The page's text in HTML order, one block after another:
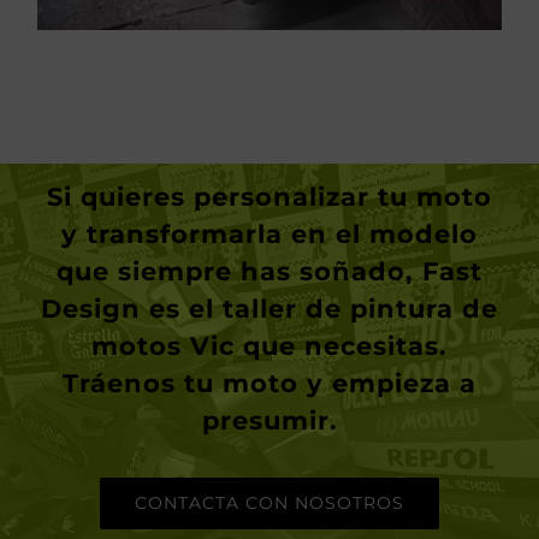
Si quieres personalizar tu moto
y transformarla en el modelo
que siempre has soñado, Fast
Design es el taller de pintura de
motos Vic que necesitas.
Tráenos tu moto y empieza a
presumir.
CONTACTA CON NOSOTROS